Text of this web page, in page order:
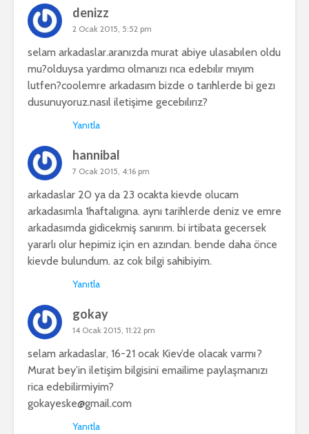
denizz
2 Ocak 2015, 5:52 pm
selam arkadaslar.aranızda murat abiye ulasabılen oldu
mu?olduysa yardımcı olmanızı rıca edebılır mıyım
lutfen?coolemre arkadasım bizde o tarıhlerde bi gezı
dusunuyoruz.nasıl iletişime gecebılırız?
Yanıtla
hannibal
7 Ocak 2015, 4:16 pm
arkadaslar 20 ya da 23 ocakta kievde olucam
arkadasımla 1haftalıgına. aynı tarihlerde deniz ve emre
arkadasımda gidicekmiş sanırım. bi irtibata gecersek
yararlı olur hepimiz için en azından. bende daha önce
kievde bulundum. az cok bilgi sahibiyim.
Yanıtla
gokay
14 Ocak 2015, 11:22 pm
selam arkadaslar, 16-21 ocak Kiev’de olacak varmı?
Murat bey’in iletişim bilgisini emailime paylaşmanızı
rica edebilirmiyim?
gokayeske@gmail.com
Yanıtla